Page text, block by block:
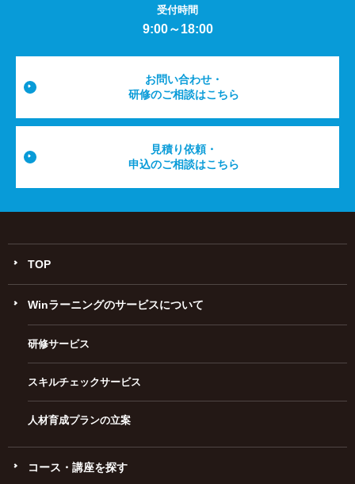
受付時間
9:00～18:00
お問い合わせ・
研修のご相談はこちら
見積り依頼・
申込のご相談はこちら
TOP
Winラーニングのサービスについて
研修サービス
スキルチェックサービス
人材育成プランの立案
コース・講座を探す